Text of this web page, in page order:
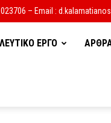
– Email :
ΕΡΓΟ